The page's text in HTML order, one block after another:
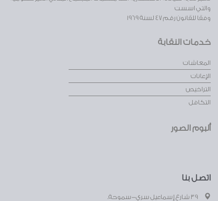
والتي اسست
وفقا للقانون رقم 47 لسنة 1969
خدمات النقابة
المعاشات
الإعانات
التراخيص
التكافل
ألبوم الصور
اتصل بنا